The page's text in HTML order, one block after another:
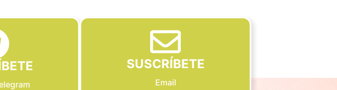
SUSCRÍBETE
Email